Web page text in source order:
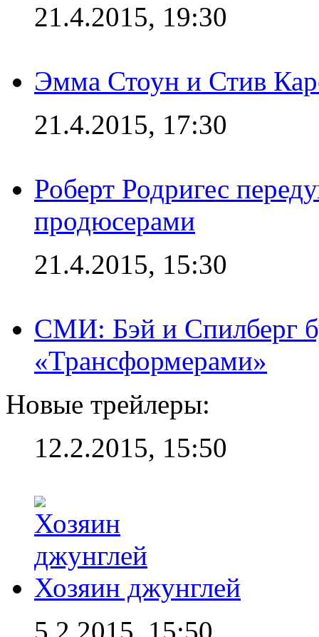
21.4.2015, 19:30
Эмма Стоун и Стив
21.4.2015, 17:30
Роберт Родригес
продюсерами
21.4.2015, 15:30
СМИ: Бэй и Спилберг
«Трансформерами»
Новые трейлеры:
12.2.2015, 15:50
Хозяин джунглей
5.2.2015, 15:50